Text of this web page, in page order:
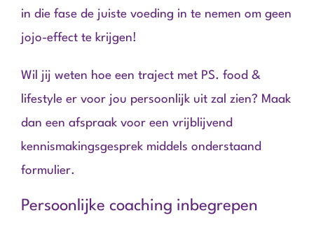
in die fase de juiste voeding in te nemen om geen
jojo-effect te krijgen!
Wil jij weten hoe een traject met PS. food &
lifestyle er voor jou persoonlijk uit zal zien? Maak
dan een afspraak voor een vrijblijvend
kennismakingsgesprek middels onderstaand
formulier.
Persoonlijke coaching inbegrepen